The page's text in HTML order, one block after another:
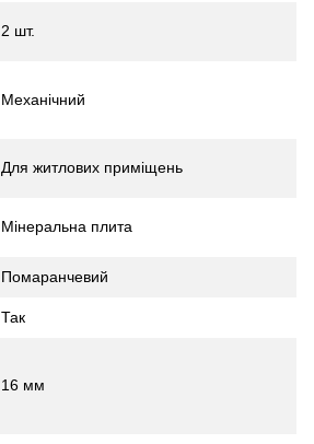
2 шт.
Механічний
Для житлових приміщень
Мінеральна плита
Помаранчевий
Так
16 мм